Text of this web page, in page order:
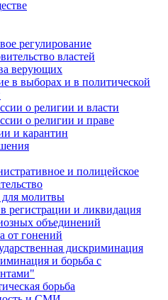
регулирование
властей
верующих
в выборах и в политической
о религии и власти
о религии и праве
и карантин
и полицейское
молитвы
регистрации и ликвидация
объединений
от гонений
дискриминация
и борьба с
борьба